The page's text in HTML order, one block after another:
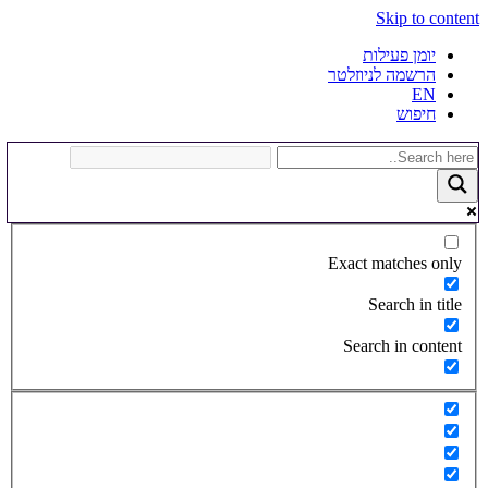
Skip to content
יומן פעילות
הרשמה לניוזלטר
EN
חיפוש
Exact matches only
Search in title
Search in content